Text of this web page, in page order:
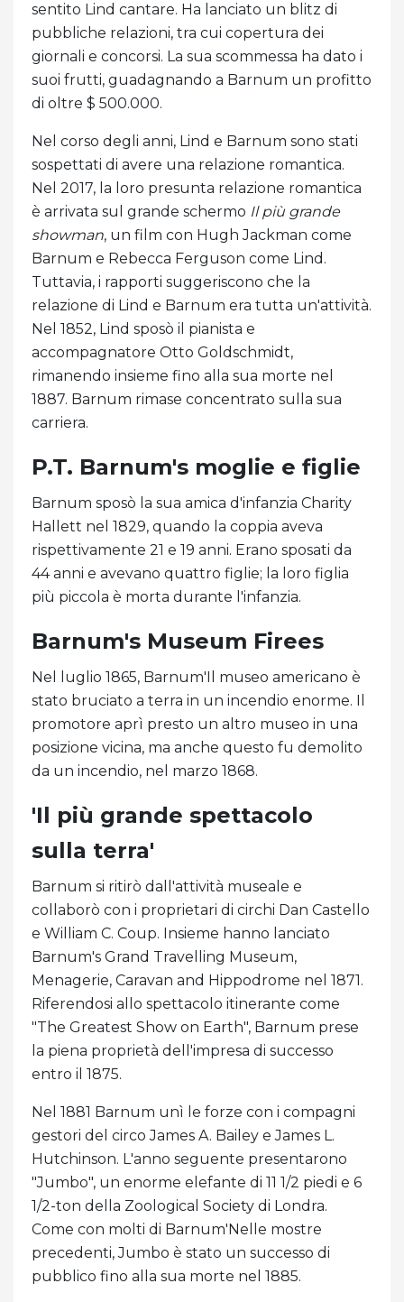
sentito Lind cantare. Ha lanciato un blitz di
pubbliche relazioni, tra cui copertura dei
giornali e concorsi. La sua scommessa ha dato i
suoi frutti, guadagnando a Barnum un profitto
di oltre $ 500.000.
Nel corso degli anni, Lind e Barnum sono stati
sospettati di avere una relazione romantica.
Nel 2017, la loro presunta relazione romantica
è arrivata sul grande schermo Il più grande
showman, un film con Hugh Jackman come
Barnum e Rebecca Ferguson come Lind.
Tuttavia, i rapporti suggeriscono che la
relazione di Lind e Barnum era tutta un'attività.
Nel 1852, Lind sposò il pianista e
accompagnatore Otto Goldschmidt,
rimanendo insieme fino alla sua morte nel
1887. Barnum rimase concentrato sulla sua
carriera.
P.T. Barnum's moglie e figlie
Barnum sposò la sua amica d'infanzia Charity
Hallett nel 1829, quando la coppia aveva
rispettivamente 21 e 19 anni. Erano sposati da
44 anni e avevano quattro figlie; la loro figlia
più piccola è morta durante l'infanzia.
Barnum's Museum Firees
Nel luglio 1865, Barnum'Il museo americano è
stato bruciato a terra in un incendio enorme. Il
promotore aprì presto un altro museo in una
posizione vicina, ma anche questo fu demolito
da un incendio, nel marzo 1868.
'Il più grande spettacolo
sulla terra'
Barnum si ritirò dall'attività museale e
collaborò con i proprietari di circhi Dan Castello
e William C. Coup. Insieme hanno lanciato
Barnum's Grand Travelling Museum,
Menagerie, Caravan and Hippodrome nel 1871.
Riferendosi allo spettacolo itinerante come
"The Greatest Show on Earth", Barnum prese
la piena proprietà dell'impresa di successo
entro il 1875.
Nel 1881 Barnum unì le forze con i compagni
gestori del circo James A. Bailey e James L.
Hutchinson. L'anno seguente presentarono
"Jumbo", un enorme elefante di 11 1/2 piedi e 6
1/2-ton della Zoological Society di Londra.
Come con molti di Barnum'Nelle mostre
precedenti, Jumbo è stato un successo di
pubblico fino alla sua morte nel 1885.